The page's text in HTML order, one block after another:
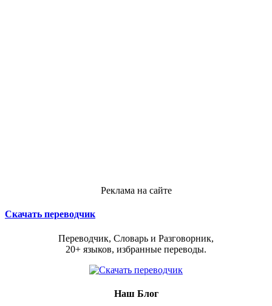
Реклама на сайте
Скачать переводчик
Переводчик, Словарь и Разговорник,
20+ языков, избранные переводы.
Наш Блог